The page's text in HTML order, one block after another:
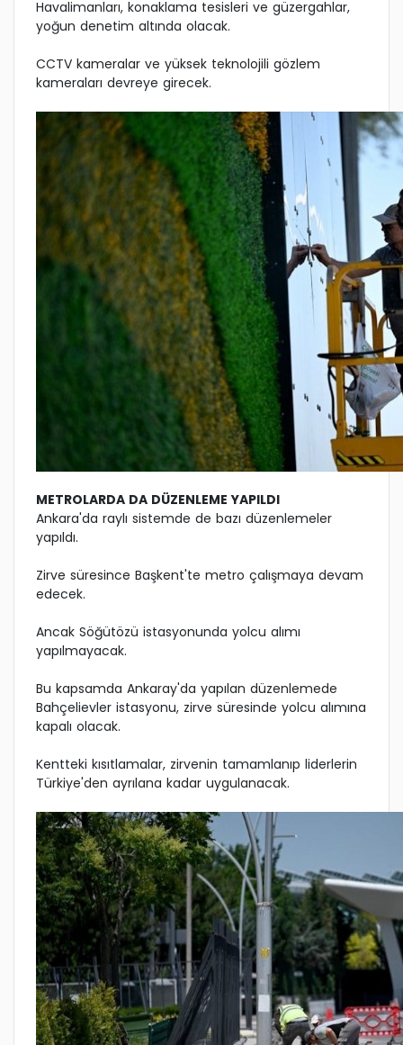
Havalimanları, konaklama tesisleri ve güzergahlar,
yoğun denetim altında olacak.
CCTV kameralar ve yüksek teknolojili gözlem
kameraları devreye girecek.
METROLARDA DA DÜZENLEME YAPILDI
Ankara'da raylı sistemde de bazı düzenlemeler
yapıldı.
Zirve süresince Başkent'te metro çalışmaya devam
edecek.
Ancak Söğütözü istasyonunda yolcu alımı
yapılmayacak.
Bu kapsamda Ankaray'da yapılan düzenlemede
Bahçelievler istasyonu, zirve süresinde yolcu alımına
kapalı olacak.
Kentteki kısıtlamalar, zirvenin tamamlanıp liderlerin
Türkiye'den ayrılana kadar uygulanacak.